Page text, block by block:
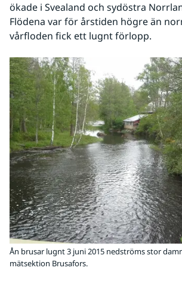
ökade i Svealand och sydöstra
Flödena var för årstiden högre än
vårfloden fick ett lugnt förlopp.
Ån brusar lugnt 3 juni 2015 nedströms stor
mätsektion Brusafors.